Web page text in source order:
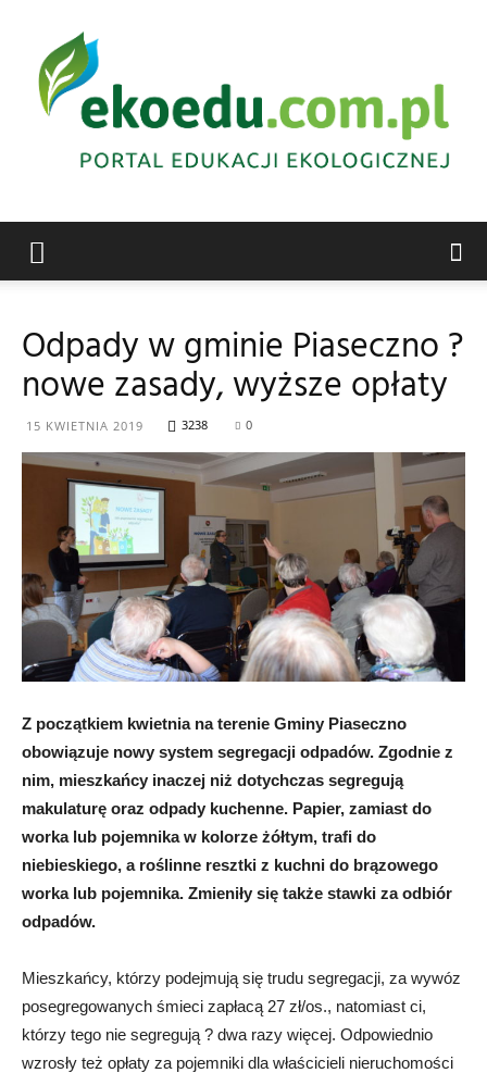
ekologiczna
Abrys
Odpady w gminie Piaseczno ?
nowe zasady, wyższe opłaty
15 KWIETNIA 2019 3238 0
Z początkiem kwietnia na terenie Gminy Piaseczno
obowiązuje nowy system segregacji odpadów. Zgodnie z
nim, mieszkańcy inaczej niż dotychczas segregują
makulaturę oraz odpady kuchenne. Papier, zamiast do
worka lub pojemnika w kolorze żółtym, trafi do
niebieskiego, a roślinne resztki z kuchni do brązowego
worka lub pojemnika. Zmieniły się także stawki za odbiór
odpadów.
Mieszkańcy, którzy podejmują się trudu segregacji, za wywóz
posegregowanych śmieci zapłacą 27 zł/os., natomiast ci,
którzy tego nie segregują ? dwa razy więcej. Odpowiednio
wzrosły też opłaty za pojemniki dla właścicieli nieruchomości